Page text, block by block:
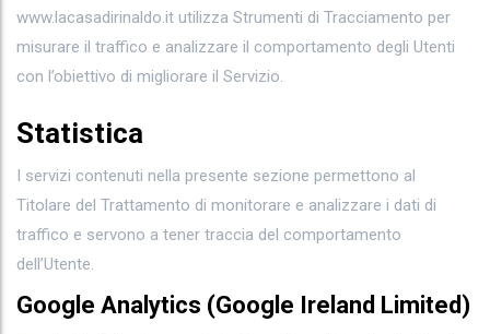
www.lacasadirinaldo.it utilizza Strumenti di Tracciamento per
misurare il traffico e analizzare il comportamento degli Utenti
con l’obiettivo di migliorare il Servizio.
Statistica
I servizi contenuti nella presente sezione permettono al
Titolare del Trattamento di monitorare e analizzare i dati di
traffico e servono a tener traccia del comportamento
dell’Utente.
Google Analytics (Google Ireland Limited)